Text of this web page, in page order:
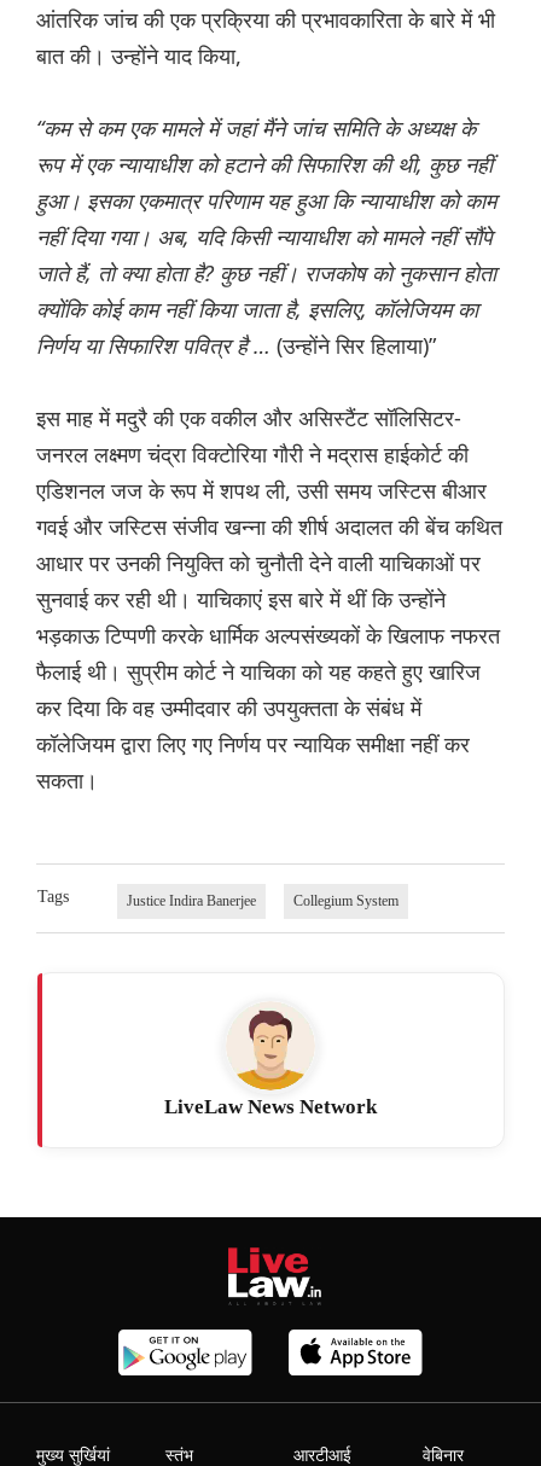
आंतरिक जांच की एक प्रक्रिया की प्रभावकारिता के बारे में भी
बात की। उन्होंने याद किया,
“कम से कम एक मामले में जहां मैंने जांच समिति के अध्यक्ष के
रूप में एक न्यायाधीश को हटाने की सिफारिश की थी, कुछ नहीं
हुआ। इसका एकमात्र परिणाम यह हुआ कि न्यायाधीश को काम
नहीं दिया गया। अब, यदि किसी न्यायाधीश को मामले नहीं सौंपे
जाते हैं, तो क्या होता है? कुछ नहीं। राजकोष को नुकसान होता
क्योंकि कोई काम नहीं किया जाता है, इसलिए, कॉलेजियम का
निर्णय या सिफारिश पवित्र है … (उन्होंने सिर हिलाया)”
इस माह में मदुरै की एक वकील और असिस्टैंट सॉलिसिटर-
जनरल लक्ष्मण चंद्रा विक्टोरिया गौरी ने मद्रास हाईकोर्ट की
एडिशनल जज के रूप में शपथ ली, उसी समय जस्टिस बीआर
गवई और जस्टिस संजीव खन्ना की शीर्ष अदालत की बेंच कथित
आधार पर उनकी नियुक्ति को चुनौती देने वाली याचिकाओं पर
सुनवाई कर रही थी। याचिकाएं इस बारे में थीं कि उन्होंने
भड़काऊ टिप्पणी करके धार्मिक अल्पसंख्यकों के खिलाफ नफरत
फैलाई थी। सुप्रीम कोर्ट ने याचिका को यह कहते हुए खारिज
कर दिया कि वह उम्मीदवार की उपयुक्तता के संबंध में
कॉलेजियम द्वारा लिए गए निर्णय पर न्यायिक समीक्षा नहीं कर
सकता।
Tags Justice Indira Banerjee Collegium System
LiveLaw News Network
मुख्य सुर्खियां स्तंभ आरटीआई वेबिनार